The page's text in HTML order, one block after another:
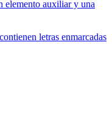
auxiliar y una
letras enmarcadas